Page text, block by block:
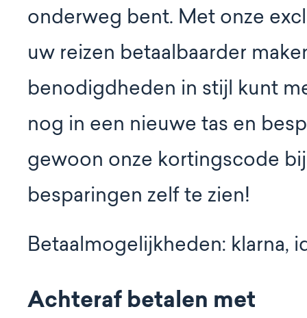
onderweg bent. Met onze
uw reizen betaalbaarder
benodigdheden in stijl kunt
nog in een nieuwe tas en
gewoon onze kortingscode
besparingen zelf te zien!
Betaalmogelijkheden: klarna,
Achteraf betalen met